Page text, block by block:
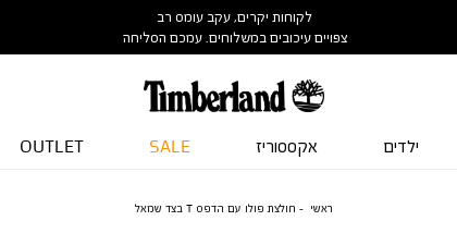
לקוחות יקרים, עקב עומס רב
צפויים עיכובים במשלוחים. עמכם הסליחה
ילדים אקססוריז SALE
OUTLET
ראשי חולצת פולו עם הדפס T בצד שמאל